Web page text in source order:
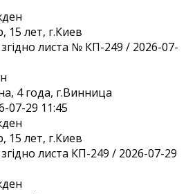
15 лет, г.Киев
листа № КП-249 / 2026-07-
4 года, г.Винница
07-29 11:45
15 лет, г.Киев
листа КП-249 / 2026-07-29